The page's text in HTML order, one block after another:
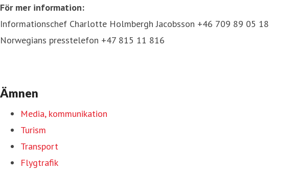
För mer information:
Informationschef Charlotte Holmbergh Jacobsson +46 709 89 05 18
Norwegians presstelefon +47 815 11 816
Ämnen
Media, kommunikation
Turism
Transport
Flygtrafik